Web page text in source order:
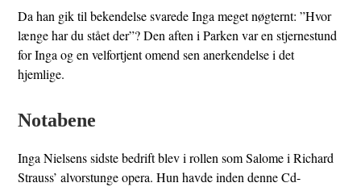
Da han gik til bekendelse svarede Inga meget nøgternt: ”Hvor
længe har du stået der”? Den aften i Parken var en stjernestund
for Inga og en velfortjent omend sen anerkendelse i det
hjemlige.
Notabene
Inga Nielsens sidste bedrift blev i rollen som Salome i Richard
Strauss’ alvorstunge opera. Hun havde inden denne Cd-